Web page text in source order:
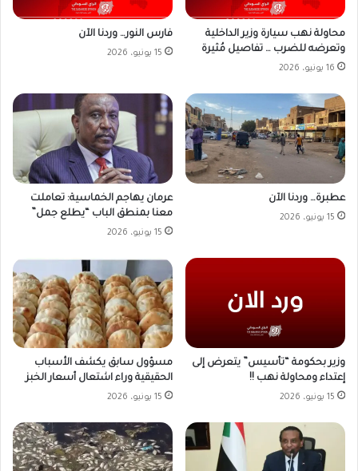
محاولة نهب سيارة وزير الداخلية
وتعرضه للضرب … تفاصيل مُثيرة
16 يونيو، 2026
فارس النور… وردنا الآن
15 يونيو، 2026
عطبرة… وردنا الآن
15 يونيو، 2026
عرمان يهاجم الخماسية: تعاملت
معنا بمنطق الباب “يطلع جمل”
15 يونيو، 2026
وزير بحكومة “تأسيس” يتعرض إلى
إعتداء ومحاولة نهب !!
15 يونيو، 2026
مسؤول سابق يكشف الأسباب
الحقيقية وراء اشتعال أسعار الخبز
15 يونيو، 2026